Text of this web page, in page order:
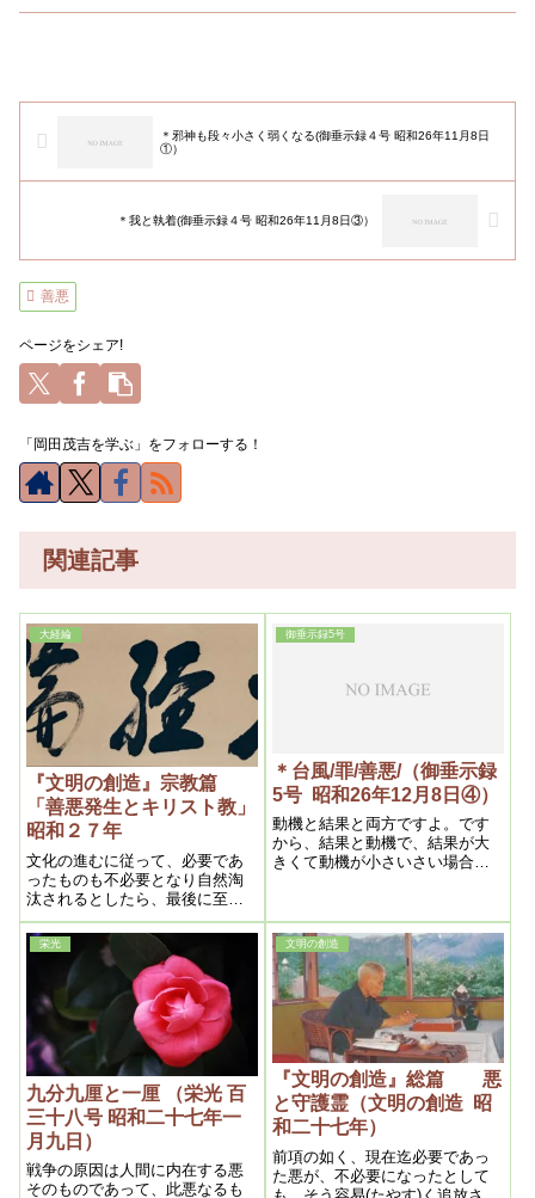
＊邪神も段々小さく弱くなる(御垂示録４号 昭和26年11月8日
①）
＊我と執着(御垂示録４号 昭和26年11月8日③）
善悪
ページをシェア!
「岡田茂吉を学ぶ」をフォローする！
関連記事
大経綸
『文明の創造』宗教篇
「善悪発生とキリスト教」
昭和２７年
文化の進むに従って、必要であ
ったものも不必要となり自然淘
汰されるとしたら、最後に至っ
て人間と雖（いえど）も自然の
法則から免れる事は出来ないの
は勿論である。としたら人間に
対するそれは何かというと、勿
論人間に内在する悪である。曩
（さき）に述べた如く今後の時
代は、悪は有害無益の存在とな
る以上、悪人は淘汰されて了う
のは当然な帰結である
御垂示録5号
＊台風/罪/善悪/（御垂示録
5号 昭和26年12月8日④）
動機と結果と両方ですよ。です
から、結果と動機で、結果が大
きくて動機が小さいさい場合も
当に罪を蒙る。しかし、どっち
かと言うと、動機悪の方が――
これが非常に悪い。
栄光
九分九厘と一厘 （栄光 百
三十八号 昭和二十七年一
月九日）
戦争の原因は人間に内在する悪
そのものであって、此悪なるも
文明の創造
『文明の創造』総篇 悪
と守護霊（文明の創造 昭
和二十七年）
前項の如く、現在迄必要であっ
た悪が、不必要になったとして